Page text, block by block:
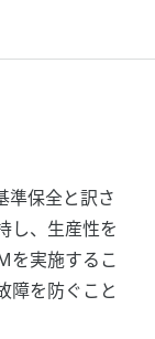
保全と訳さ
し、生産性を
を実施するこ
障を防ぐこと